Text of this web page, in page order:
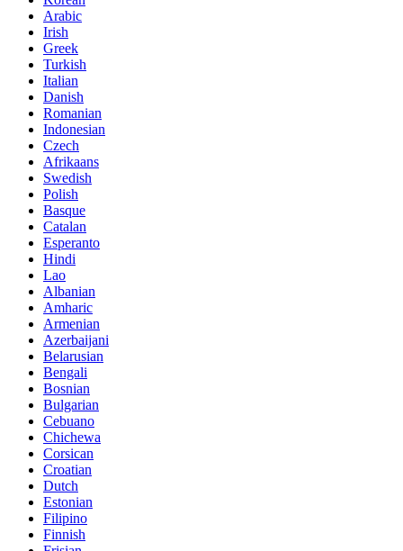
Arabic
Irish
Greek
Turkish
Italian
Danish
Romanian
Indonesian
Czech
Afrikaans
Swedish
Polish
Basque
Catalan
Esperanto
Hindi
Lao
Albanian
Amharic
Armenian
Azerbaijani
Belarusian
Bengali
Bosnian
Bulgarian
Cebuano
Chichewa
Corsican
Croatian
Dutch
Estonian
Filipino
Finnish